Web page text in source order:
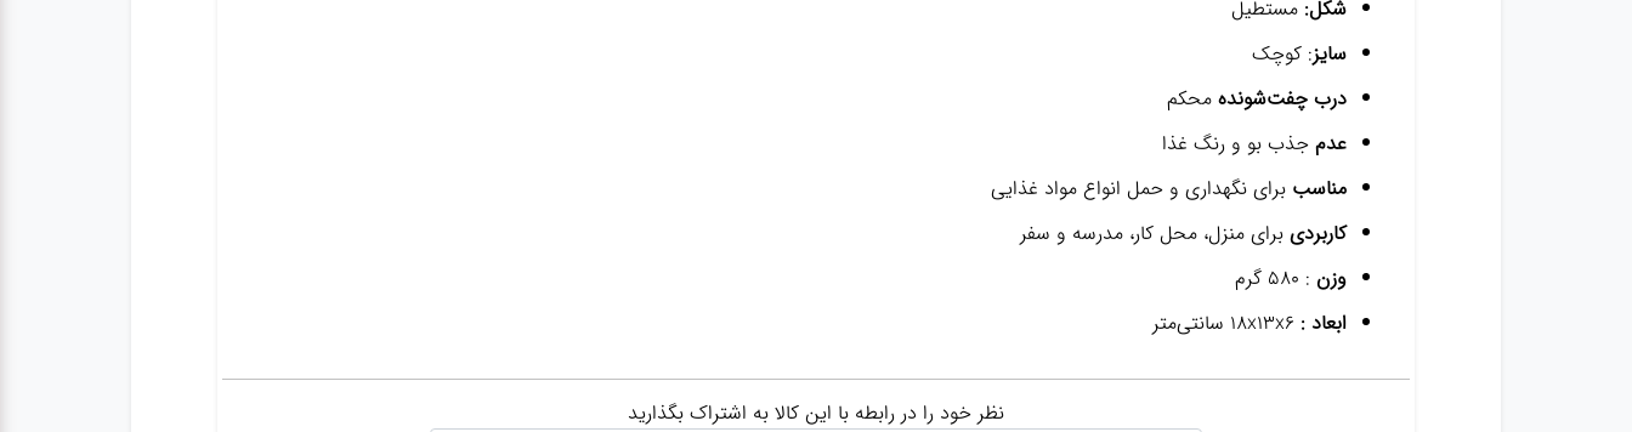
شکل: مستطیل
سایز: کوچک
درب چفت‌شوندهمحکم
عدمجذب بو و رنگ غذا
مناسببرای نگهداری و حمل انواع مواد غذایی
کاربردیبرای منزل، محل کار، مدرسه و سفر
وزن : ۵۸۰ گرم
ابعاد : ۱۸x۱۳x۶ سانتی‌متر
نظر خود را در رابطه با این کالا به اشتراک بگذارید